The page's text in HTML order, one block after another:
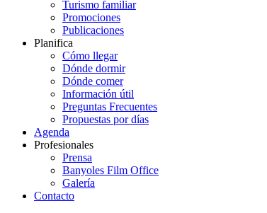
Turismo familiar
Promociones
Publicaciones
Planifica
Cómo llegar
Dónde dormir
Dónde comer
Información útil
Preguntas Frecuentes
Propuestas por días
Agenda
Profesionales
Prensa
Banyoles Film Office
Galería
Contacto